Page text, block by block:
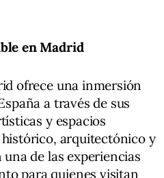
en Madrid
ofrece una inmersión
a través de sus
y espacios
arquitectónico y
de las experiencias
para quienes visitan